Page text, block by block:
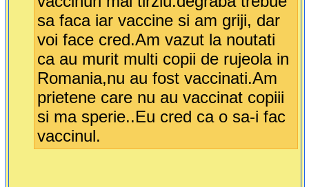
sa faca iar vaccine si am griji, dar
voi face cred.Am vazut la noutati
ca au murit multi copii de rujeola in
Romania,nu au fost vaccinati.Am
prietene care nu au vaccinat copiii
si ma sperie..Eu cred ca o sa-i fac
vaccinul.